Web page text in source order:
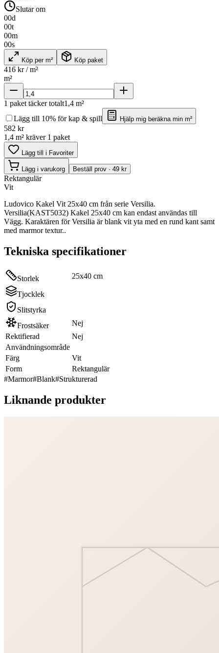
Slutar om
00d
00t
00m
00s
Köp per m² Köp paket
416 kr / m²
m²
1 paket täcker totalt1,4 m²
Lägg till 10% för kap & spill
Hjälp mig beräkna min m²
582 kr
1,4 m² kräver 1 paket
Lägg till i Favoriter
Lägg i varukorg Beställ prov · 49 kr
Rektangulär
Vit
Ludovico Kakel Vit 25x40 cm från serie Versilia.
Versilia(KAST5032) Kakel 25x40 cm kan endast användas till
Vägg. Karaktären för Versilia är blank vit yta med en rund kant samt
med marmor textur..
Tekniska specifikationer
Storlek 25x40 cm
Tjocklek
Slitstyrka
Frostsäker
Nej
Rektifierad
Nej
Användningsområde
Färg
Vit
Form
Rektangulär
#Marmor#Blank#Strukturerad
Liknande produkter